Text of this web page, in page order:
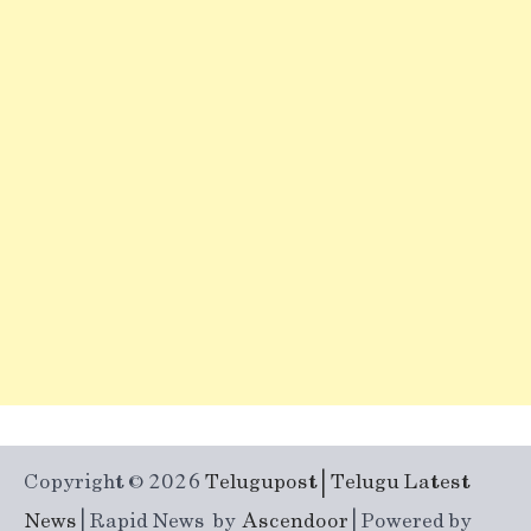
Copyright © 2026 Telugupost | Telugu Latest
News | Rapid News byAscendoor | Powered by